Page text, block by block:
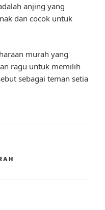
anjing yang
dan cocok untuk
murah yang
ragu untuk memilih
sebagai teman setia